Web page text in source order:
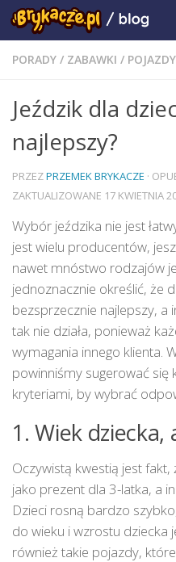
PORADY / ZABAWKI /
Jeździk dla
najlepszy?
PRZEZPRZEMEK BRYKACZE ·
ZAKTUALIZOWANE 17 KWIETNIA
Wybór jeździka nie jest
jest wielu producentów,
nawet mnóstwo rodzajów
jednoznacznie określić, że
bezsprzecznie najlepszy, a
tak nie działa, ponieważ
wymagania innego klienta.
powinniśmy sugerować się
kryteriami, by wybrać
1. Wiek dziecka,
Oczywistą kwestią jest
jako prezent dla 3-latka, a
Dzieci rosną bardzo
do wieku i wzrostu dziecka
również takie pojazdy,